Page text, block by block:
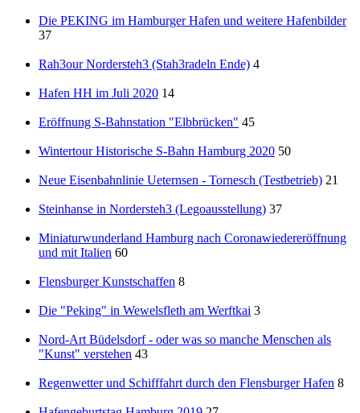
Die PEKING im Hamburger Hafen und weitere Hafenbilder
37
Rah3our Nordersteh3 (Stah3radeln Ende) 4
Hafen HH im Juli 2020 14
Eröffnung S-Bahnstation "Elbbrücken" 45
Wintertour Historische S-Bahn Hamburg 2020 50
Neue Eisenbahnlinie Ueternsen - Tornesch (Testbetrieb) 21
Steinhanse in Nordersteh3 (Legoausstellung) 37
Miniaturwunderland Hamburg nach Coronawiedereröffnung
und mit Italien 60
Flensburger Kunstschaffen 8
Die "Peking" in Wewelsfleth am Werftkai 3
Nord-Art Büdelsdorf - oder was so manche Menschen als
"Kunst" verstehen 43
Regenwetter und Schifffahrt durch den Flensburger Hafen 8